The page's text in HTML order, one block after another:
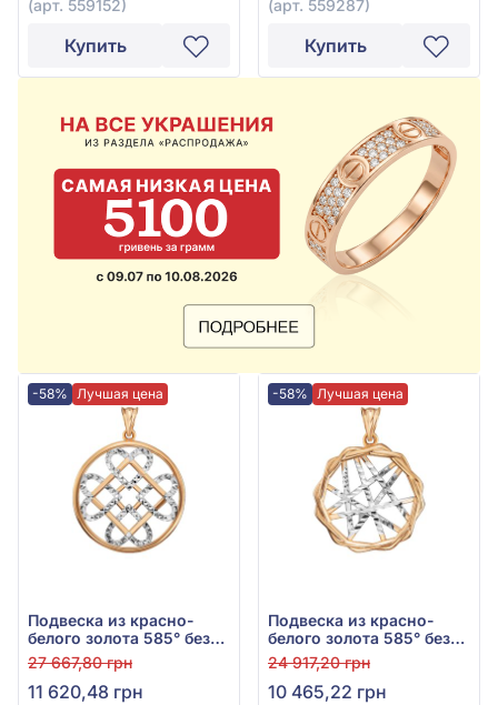
(арт. 559152)
Купить
(арт. 559287)
Купить
-58% Лучшая цена
Подвеска из красно-
белого золота 585° без
вставки, арт. 559174
27 667,80 грн
11 620,48 грн
-58% Лучшая цена
Подвеска из красно-
белого золота 585° без
вставки, арт. 559157
24 917,20 грн
10 465,22 грн